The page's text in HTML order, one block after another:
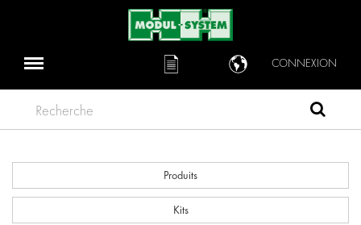
CONNEXION
Recherche
Produits
Kits